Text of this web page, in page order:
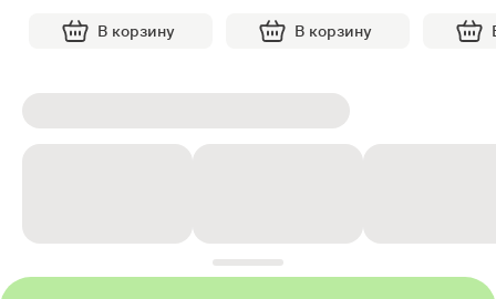
В корзину В корзину